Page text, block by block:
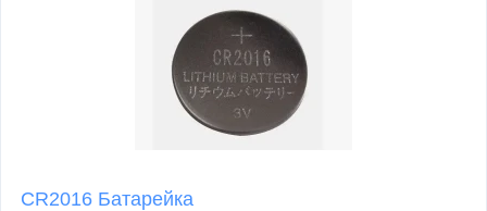
CR2016 Батарейка